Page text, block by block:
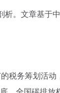
析。文章基于
税务筹划活